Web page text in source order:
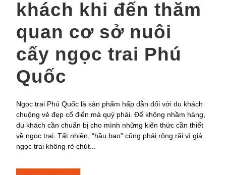
khách khi đến thăm
quan cơ sở nuôi
cấy ngọc trai Phú
Quốc
Ngọc trai Phú Quốc là sản phẩm hấp dẫn đối với du khách
chuộng vẻ đẹp cổ điển mà quý phái. Để không nhầm hàng,
du khách cần chuẩn bị cho mình những kiến thức cần thiết
về ngọc trai. Tất nhiên, “hầu bao” cũng phải rộng rãi vì giá
ngọc trai không rẻ chút...